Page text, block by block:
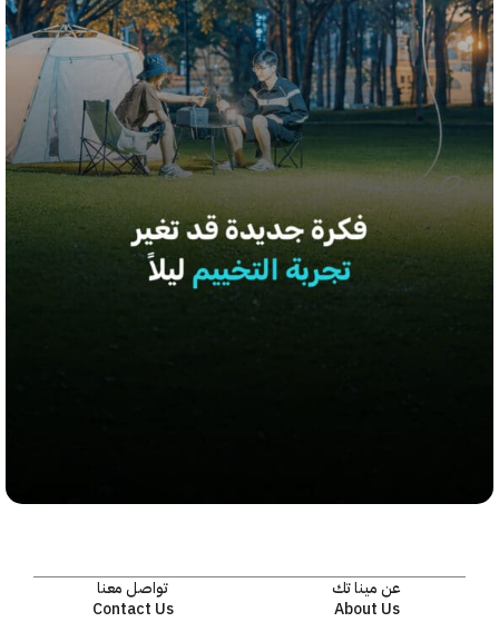
عن مينا تك
About Us
تواصل معنا
Contact Us